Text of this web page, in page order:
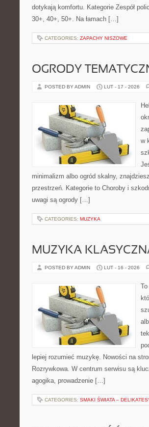
dotykają komfortu. Kategorie Zespół
30+, 40+, 50+. Na łamach […]
CATEGORIES: ZAPACHY NISZOWE
OGRODY
POSTED BY ADMIN LUT - 17 - 2026
w
minimalizm albo ogród skalny,
przestrzeń. Kategorie to Choroby i
uwagi są ogrody […]
CATEGORIES: MUZYKA
MUZYKA
POSTED BY ADMIN LUT - 16 - 2026
lepiej rozumieć muzykę. Nowości na
Rozrywkowa. W centrum serwisu są
agogika, prowadzenie […]
CATEGORIES: SMAKI ŚWIATA –